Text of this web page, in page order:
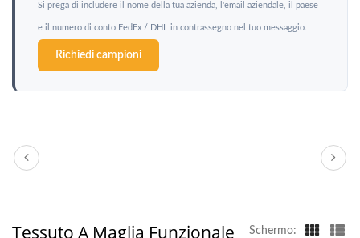
Si prega di includere il nome della tua azienda, l'email aziendale, il paese
e il numero di conto FedEx / DHL in contrassegno nel tuo messaggio.
Richiedi campioni
Tessuto A Maglia Funzionale Schermo: